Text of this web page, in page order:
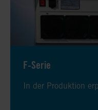
F-Serie
In der Produktion